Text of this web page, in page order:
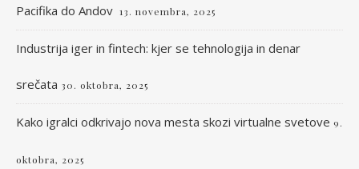
Pacifika do Andov 13. novembra, 2025
Industrija iger in fintech: kjer se tehnologija in denar
srečata 30. oktobra, 2025
Kako igralci odkrivajo nova mesta skozi virtualne svetove 9.
oktobra, 2025